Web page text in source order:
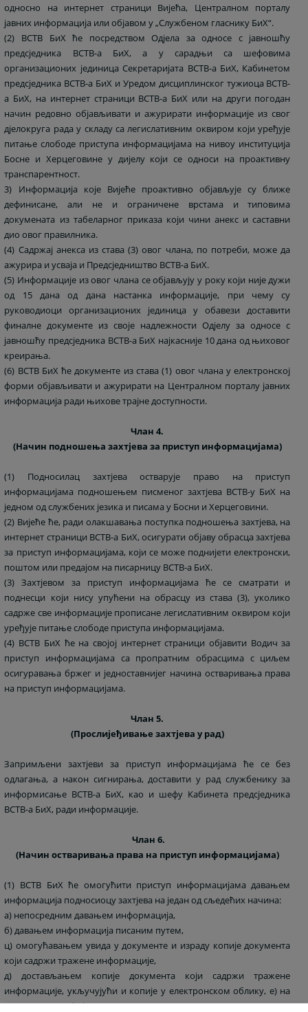
односно на интернет страници Вијећа, Централном порталу
јавних информација или објавом у „Службеном гласнику БиХ“.
(2) ВСТВ БиХ ће посредством Одјела за односе с јавношћу
предсједника ВСТВ-а БиХ, а у сарадњи са шефовима
организационих јединица Секретаријата ВСТВ-а БиХ, Кабинетом
предсједника ВСТВ-а БиХ и Уредом дисциплинског тужиоца ВСТВ-
а БиХ, на интернет страници ВСТВ-а БиХ или на други погодан
начин редовно објављивати и ажурирати информације из свог
дјелокруга рада у складу са легислативним оквиром који уређује
питање слободе приступа информацијама на нивоу институција
Босне и Херцеговине у дијелу који се односи на проактивну
транспарентност.
3) Информација које Вијеће проактивно објављује су ближе
дефинисане, али не и ограничене врстама и типовима
докумената из табеларног приказа који чини анекс и саставни
дио овог правилника.
(4) Садржај анекса из става (3) овог члана, по потреби, може да
ажурира и усваја и Предсједништво ВСТВ-а БиХ.
(5) Информације из овог члана се објављују у року који није дужи
од 15 дана од дана настанка информације, при чему су
руководиоци организационих јединица у обавези доставити
финалне документе из своје надлежности Одјелу за односе с
јавношћу предсједника ВСТВ-а БиХ најкасније 10 дана од њиховог
креирања.
(6) ВСТВ БиХ ће документе из става (1) овог члана у електронској
форми објављивати и ажурирати на Централном порталу јавних
информација ради њихове трајне доступности.
Члан 4.
(Начин подношења захтјева за приступ информацијама)
(1) Подносилац захтјева остварује право на приступ
информацијама подношењем писменог захтјева ВСТВ-у БиХ на
једном од службених језика и писама у Босни и Херцеговини.
(2) Вијеће ће, ради олакшавања поступка подношења захтјева, на
интернет страници ВСТВ-а БиХ, осигурати објаву обрасца захтјева
за приступ информацијама, који се може поднијети електронски,
поштом или предајом на писарницу ВСТВ-а БиХ.
(3) Захтјевом за приступ информацијама ће се сматрати и
поднесци који нису упућени на обрасцу из става (3), уколико
садрже све информације прописане легислативним оквиром који
уређује питање слободе приступа информацијама.
(4) ВСТВ БиХ ће на својој интернет страници објавити Водич за
приступ информацијама са пропратним обрасцима с циљем
осигуравања бржег и једноставнијег начина остваривања права
на приступ информацијама.
Члан 5.
(Прослијеђивање захтјева у рад)
Запримљени захтјеви за приступ информацијама ће се без
одлагања, а након сигнирања, доставити у рад службенику за
информисање ВСТВ-а БиХ, као и шефу Кабинета предсједника
ВСТВ-а БиХ, ради информације.
Члан 6.
(Начин остваривања права на приступ информацијама)
(1) ВСТВ БиХ ће омогућити приступ информацијама давањем
информација подносиоцу захтјева на један од сљедећих начина:
а) непосредним давањем информација,
б) давањем информација писаним путем,
ц) омогућавањем увида у документе и израду копије документа
који садржи тражене информације,
д) достављањем копије документа који садржи тражене
информације, укључујући и копије у електронском облику, е) на
други начин који је прикладан за остваривање права на приступ